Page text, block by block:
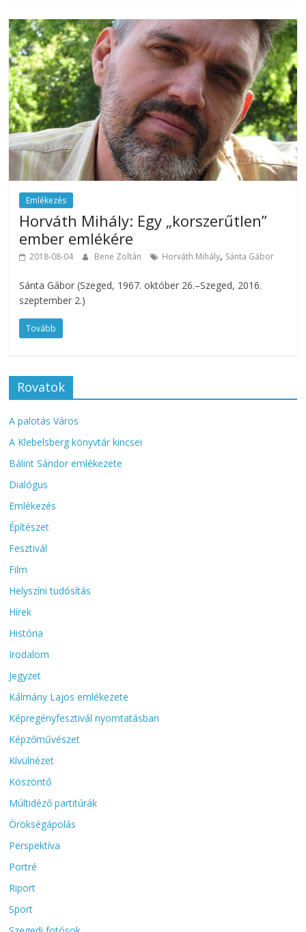
Emlékezés
Horváth Mihály: Egy „korszerűtlen”
ember emlékére
2018-08-04 Bene Zoltán Horváth Mihály, Sánta Gábor
Sánta Gábor (Szeged, 1967. október 26.–Szeged, 2016.
szeptember 2.)
Tovább
Rovatok
A palotás Város
A Klebelsberg könyvtár kincsei
Bálint Sándor emlékezete
Dialógus
Emlékezés
Építészet
Fesztivál
Film
Helyszíni tudósítás
Hírek
História
Irodalom
Jegyzet
Kálmány Lajos emlékezete
Képregényfesztivál nyomtatásban
Képzőművészet
Kívülnézet
Köszöntő
Múltidéző partitúrák
Örökségápolás
Perspektíva
Portré
Riport
Sport